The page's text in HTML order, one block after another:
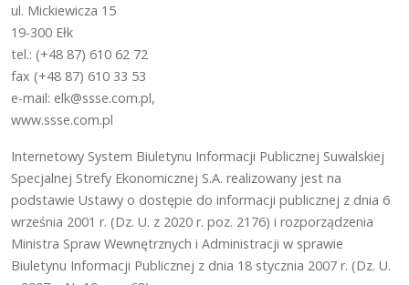
ul. Mickiewicza 15
19-300 Ełk
tel.: (+48 87) 610 62 72
fax (+48 87) 610 33 53
e-mail: elk@ssse.com.pl,
www.ssse.com.pl
Internetowy System Biuletynu Informacji Publicznej Suwalskiej
Specjalnej Strefy Ekonomicznej S.A. realizowany jest na
podstawie Ustawy o dostępie do informacji publicznej z dnia 6
września 2001 r. (Dz. U. z 2020 r. poz. 2176) i rozporządzenia
Ministra Spraw Wewnętrznych i Administracji w sprawie
Biuletynu Informacji Publicznej z dnia 18 stycznia 2007 r. (Dz. U.